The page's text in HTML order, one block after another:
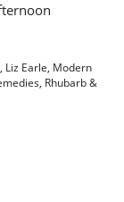
, Liz Earle, Modern
, Rhubarb &